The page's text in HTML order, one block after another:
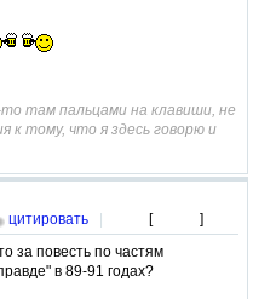
там пальцами на клавиши, не
к тому, что я здесь говорю и
цитировать
| [
]
за повесть по частям
в 89-91 годах?